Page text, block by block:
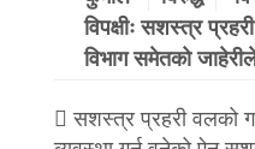
विपक्षीः सशस्त्र
विभाग समेतको
 सशस्त्र प्रहरी वलको